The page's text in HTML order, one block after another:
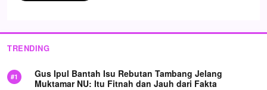
TRENDING
Gus Ipul Bantah Isu Rebutan Tambang Jelang
Muktamar NU: Itu Fitnah dan Jauh dari Fakta